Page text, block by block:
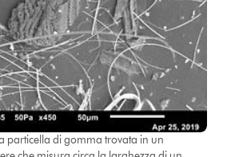
particella di gomma trovata in un